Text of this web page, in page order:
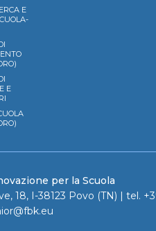
E
E
per la Scuola
18, I-38123 Povo (TN) | tel.